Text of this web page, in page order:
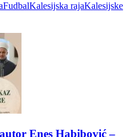
FudbalKalesijska rajaKalesijske
Enes Habibović –